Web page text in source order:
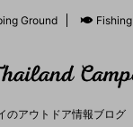
Ground Fishing
のアウトドア情報ブログ